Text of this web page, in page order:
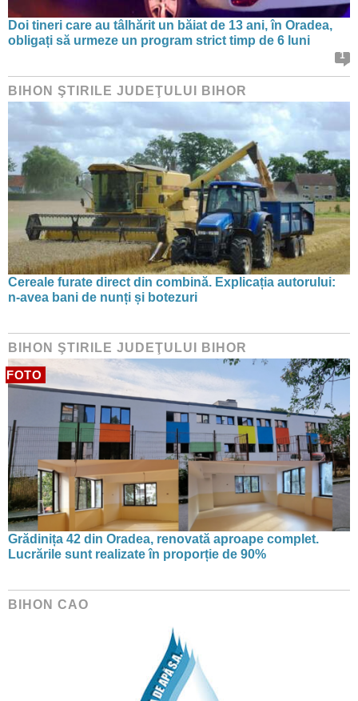
Doi tineri care au tâlhărit un băiat de 13 ani, în Oradea,
obligați să urmeze un program strict timp de 6 luni
1
BIHON ŞTIRILE JUDEŢULUI BIHOR
Cereale furate direct din combină. Explicația autorului:
n-avea bani de nunți și botezuri
BIHON ŞTIRILE JUDEŢULUI BIHOR
FOTO
Grădinița 42 din Oradea, renovată aproape complet.
Lucrările sunt realizate în proporție de 90%
BIHON CAO